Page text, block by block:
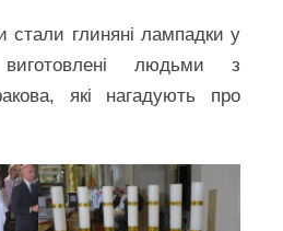
глиняні лампадки у
людьми з
які нагадують про